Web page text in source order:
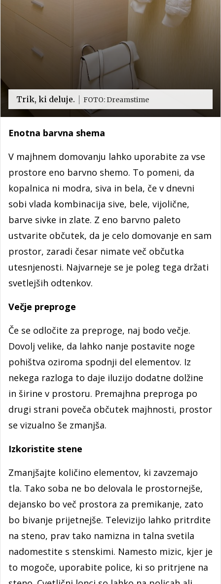
Trik, ki deluje. FOTO: Dreamstime
Enotna barvna shema
V majhnem domovanju lahko uporabite za vse
prostore eno barvno shemo. To pomeni, da
kopalnica ni modra, siva in bela, če v dnevni
sobi vlada kombinacija sive, bele, vijolične,
barve sivke in zlate. Z eno barvno paleto
ustvarite občutek, da je celo domovanje en sam
prostor, zaradi česar nimate več občutka
utesnjenosti. Najvarneje se je poleg tega držati
svetlejših odtenkov.
Večje preproge
Če se odločite za preproge, naj bodo večje.
Dovolj velike, da lahko nanje postavite noge
pohištva oziroma spodnji del elementov. Iz
nekega razloga to daje iluzijo dodatne dolžine
in širine v prostoru. Premajhna preproga po
drugi strani poveča občutek majhnosti, prostor
se vizualno še zmanjša.
Izkoristite stene
Zmanjšajte količino elementov, ki zavzemajo
tla. Tako soba ne bo delovala le prostornejše,
dejansko bo več prostora za premikanje, zato
bo bivanje prijetnejše. Televizijo lahko pritrdite
na steno, prav tako namizna in talna svetila
nadomestite s stenskimi. Namesto mizic, kjer je
to mogoče, uporabite police, ki so pritrjene na